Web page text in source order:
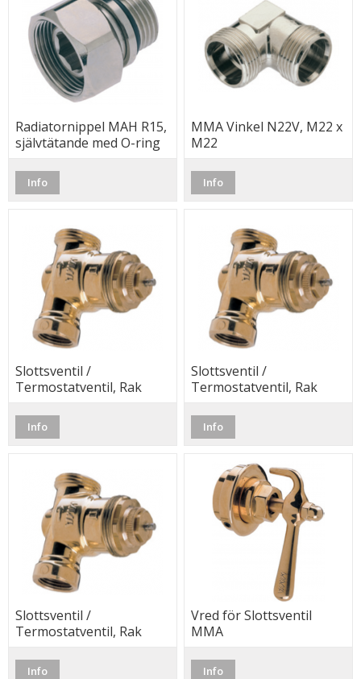
Radiatornippel MAH R15,
självtätande med O-ring
Info
MMA Vinkel N22V, M22 x
M22
Info
Slottsventil /
Termostatventil, Rak
MMA
Info
Slottsventil /
Termostatventil, Rak
MMA
Info
Slottsventil /
Termostatventil, Rak
MMA
Info
Vred för Slottsventil
MMA
Info